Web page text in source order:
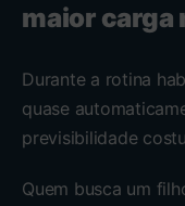
maior carga
Durante a rotina
quase
previsibilidade
Quem busca um